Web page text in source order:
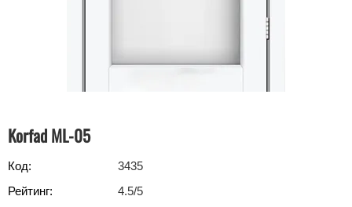
Korfad ML-05
Код:
3435
Рейтинг:
4.5/5